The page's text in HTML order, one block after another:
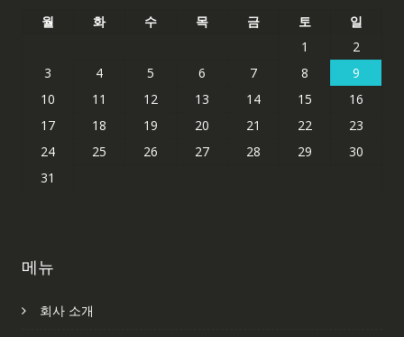
월 화 수 목 금 토
일
1
2
3
4 5 6 7 8
9
10
11 12 13 14 15
16
17
18 19 20 21 22
23
24
25 26 27 28 29
30
31
메뉴
회사 소개